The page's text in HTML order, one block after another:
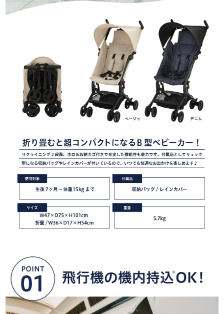
このサイトについて
プライバシーポリシー
サイトマップ
オフィシャルFacebook
オフィシャルInstagram
× 閉じる